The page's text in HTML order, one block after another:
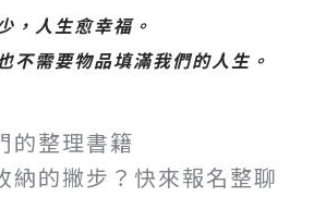
，人生愈幸福。
不需要物品填滿我們的人生。
的整理書籍
納的撇步？快來報名整聊